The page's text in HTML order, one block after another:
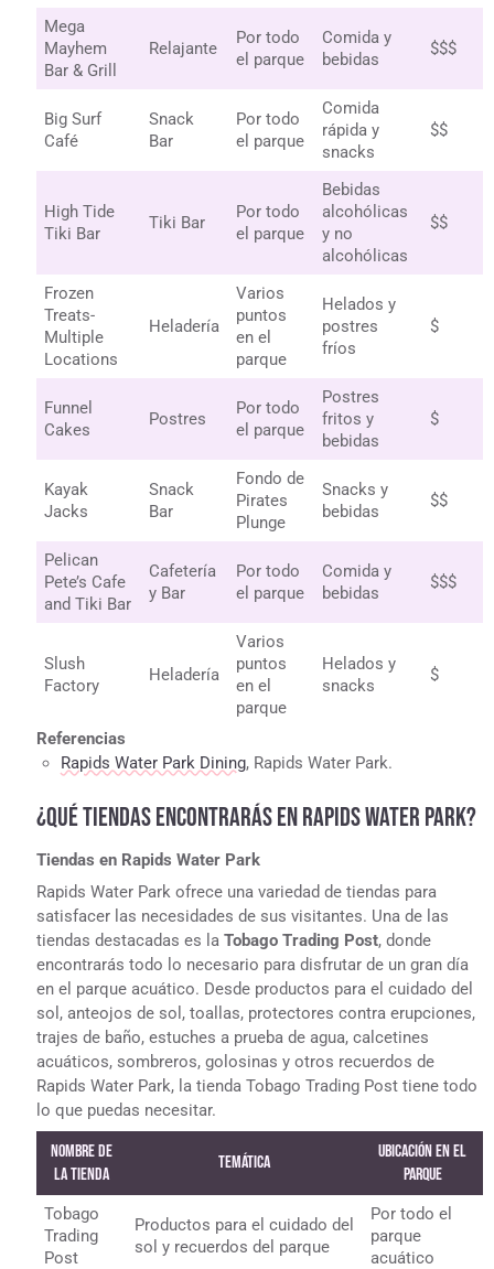
Mega
Mayhem
Bar & Grill
Relajante
Por todo
el parque
Comida y
bebidas
$$$
Big Surf
Café
Snack
Bar
Por todo
el parque
Comida
rápida y
snacks
$$
High Tide
Tiki Bar
Tiki Bar
Por todo
el parque
Bebidas
alcohólicas
y no
alcohólicas
$$
Frozen
Treats-
Multiple
Locations
Heladería
Varios
puntos
en el
parque
Helados y
postres
fríos
$
Funnel
Cakes
Postres
Por todo
el parque
Postres
fritos y
bebidas
$
Kayak
Jacks
Snack
Bar
Fondo de
Pirates
Plunge
Snacks y
bebidas
$$
Pelican
Pete’s Cafe
and Tiki Bar
Cafetería
y Bar
Por todo
el parque
Comida y
bebidas
$$$
Slush
Factory
Heladería
Varios
puntos
en el
parque
Helados y
snacks
$
Referencias
Rapids Water Park Dining, Rapids Water Park.
¿QUÉ TIENDAS ENCONTRARÁS EN RAPIDS WATER PARK?
Tiendas en Rapids Water Park
Rapids Water Park ofrece una variedad de tiendas para
satisfacer las necesidades de sus visitantes. Una de las
tiendas destacadas es la Tobago Trading Post, donde
encontrarás todo lo necesario para disfrutar de un gran día
en el parque acuático. Desde productos para el cuidado del
sol, anteojos de sol, toallas, protectores contra erupciones,
trajes de baño, estuches a prueba de agua, calcetines
acuáticos, sombreros, golosinas y otros recuerdos de
Rapids Water Park, la tienda Tobago Trading Post tiene todo
lo que puedas necesitar.
Nombre de
la tienda
Temática
Ubicación en el
Parque
Tobago
Trading
Post
Productos para el cuidado del
sol y recuerdos del parque
Por todo el
parque
acuático